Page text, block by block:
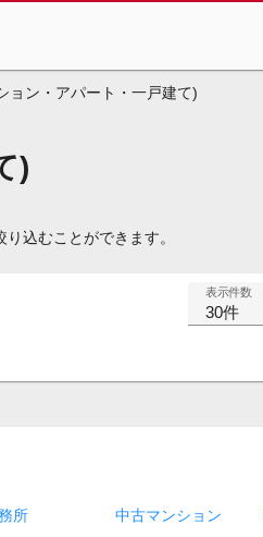
ョン・アパート・一戸建て)
)
込むことができます。
表示件数
30件
所 中古マンション